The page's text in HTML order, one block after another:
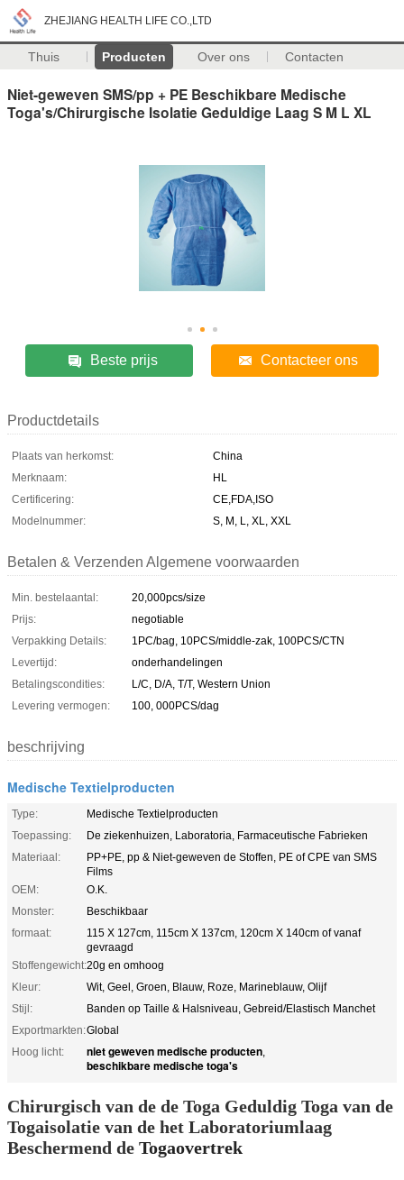
ZHEJIANG HEALTH LIFE CO.,LTD
Thuis Producten Over ons Contacten
Niet-geweven SMS/pp + PE Beschikbare Medische
Toga's/Chirurgische Isolatie Geduldige Laag S M L XL
Beste prijs Contacteer ons
Productdetails
Plaats van herkomst:
China
Merknaam:
HL
Certificering:
CE,FDA,ISO
Modelnummer:
S, M, L, XL, XXL
Betalen & Verzenden Algemene voorwaarden
Min. bestelaantal:
20,000pcs/size
Prijs:
negotiable
Verpakking Details:
1PC/bag, 10PCS/middle-zak, 100PCS/CTN
Levertijd:
onderhandelingen
Betalingscondities:
L/C, D/A, T/T, Western Union
Levering vermogen:
100, 000PCS/dag
beschrijving
Medische Textielproducten
Type:
Medische Textielproducten
Toepassing:
De ziekenhuizen, Laboratoria, Farmaceutische Fabrieken
Materiaal:
PP+PE, pp & Niet-geweven de Stoffen, PE of CPE van SMS
Films
OEM:
O.K.
Monster:
Beschikbaar
formaat:
115 X 127cm, 115cm X 137cm, 120cm X 140cm of vanaf
gevraagd
Stoffengewicht:20g en omhoog
Kleur:
Wit, Geel, Groen, Blauw, Roze, Marineblauw, Olijf
Stijl:
Banden op Taille & Halsniveau, Gebreid/Elastisch Manchet
Exportmarkten:Global
Hoog licht:
niet geweven medische producten,
beschikbare medische toga's
Chirurgisch van de de Toga Geduldig Toga van de
Togaisolatie van de het Laboratoriumlaag
Beschermend de Togaovertrek